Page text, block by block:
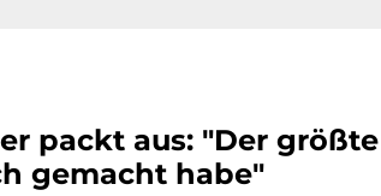
packt aus: "Der größte
gemacht habe"